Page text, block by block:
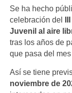
Se ha hecho
celebración del
Juvenil al aire
tras los años de
que pasa del
Así se tiene
noviembre de